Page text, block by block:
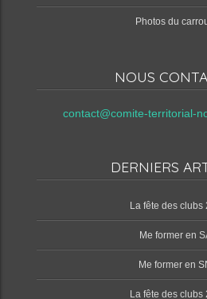
Photos du
NOUS
contact@comite-territorial-
DERNIERS
‌La fête des clubs
Me former en
Me former en
‌La fête des clubs